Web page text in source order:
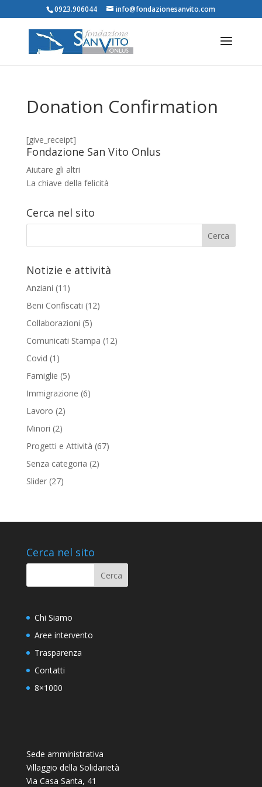
0923.906044 info@fondazionesanvito.com
Donation Confirmation
[give_receipt]
Fondazione San Vito Onlus
Aiutare gli altri
La chiave della felicità
Cerca nel sito
Notizie e attività
Anziani (11)
Beni Confiscati (12)
Collaborazioni (5)
Comunicati Stampa (12)
Covid (1)
Famiglie (5)
Immigrazione (6)
Lavoro (2)
Minori (2)
Progetti e Attività (67)
Senza categoria (2)
Slider(27)
Cerca nel sito
Chi Siamo
Aree intervento
Trasparenza
Contatti
8×1000
Sede amministrativa
Villaggio della Solidarietà
Via Casa Santa, 41